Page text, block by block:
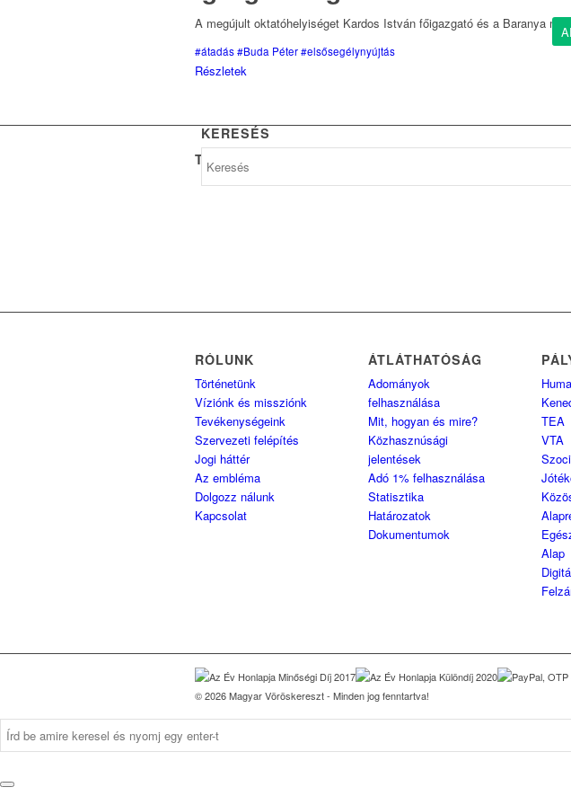
KERESÉS
A megújult oktatóhelyiséget Kardos István főigazgató és a Baranya
#átadás#Buda Péter#elsősegélynyújtás
Részletek
TÁMOGATÓINK
RÓLUNK
Történetünk
Víziónk és missziónk
Tevékenységeink
Szervezeti felépítés
Jogi háttér
Az embléma
Dolgozz nálunk
Kapcsolat
ÁTLÁTHATÓSÁG
Adományok
felhasználása
Mit, hogyan és mire?
Közhasznúsági
jelentések
Adó 1% felhasználása
Statisztika
Határozatok
Dokumentumok
TEA
VTA
Alap
© 2026 Magyar Vöröskereszt - Minden jog fenntartva!